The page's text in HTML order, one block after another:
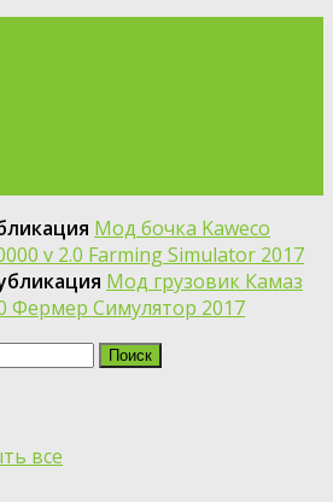
Мод бочка Kaweco
v 2.0 Farming Simulator 2017
Мод грузовик Камаз
Фермер Симулятор 2017
все